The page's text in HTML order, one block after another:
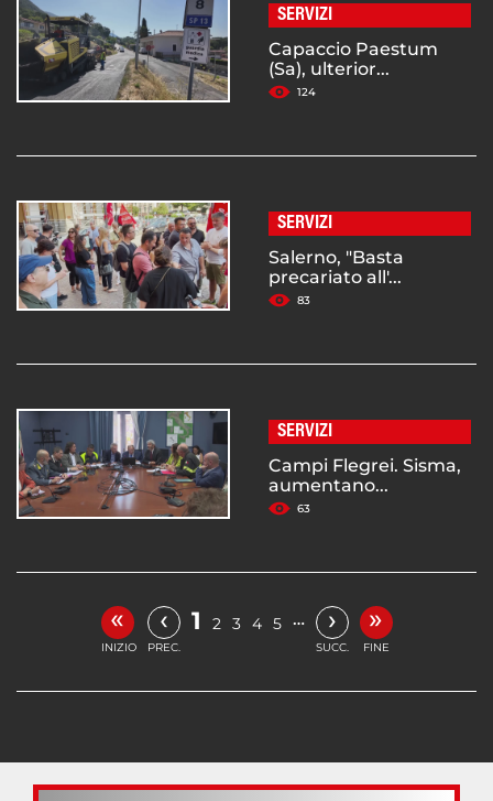
SERVIZI
Capaccio Paestum
(Sa), ulterior...
124
SERVIZI
Salerno, "Basta
precariato all'...
83
SERVIZI
Campi Flegrei. Sisma,
aumentano...
63
«
INIZIO
‹
PREC.
1 2 3 4 5 … ›
SUCC.
»
FINE